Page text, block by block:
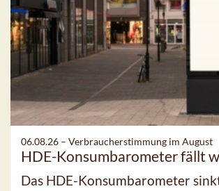
06.08.26 – Verbraucherstimmung im August
HDE-Konsumbarometer fällt
Das HDE-Konsumbarometer